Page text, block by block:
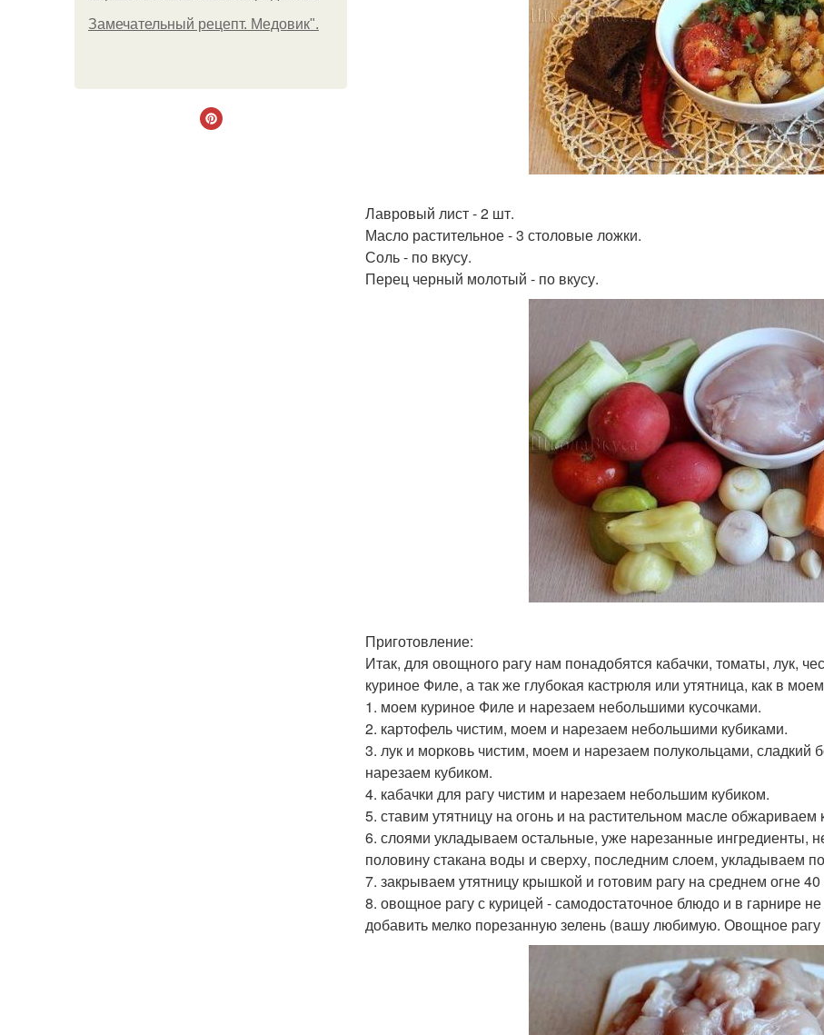
Замечательный рецепт. Медовик".
Лавровый лист - 2 шт.
Масло растительное - 3 столовые ложки.
Соль - по вкусу.
Перец черный молотый - по вкусу.
Приготовление:
Итак, для овощного рагу нам понадобятся кабачки, томаты, лук,
куриное Филе, а так же глубокая кастрюля или утятница, как в
1. моем куриное Филе и нарезаем небольшими кусочками.
2. картофель чистим, моем и нарезаем небольшими кубиками.
3. лук и морковь чистим, моем и нарезаем полукольцами, сладкий
нарезаем кубиком.
4. кабачки для рагу чистим и нарезаем небольшим кубиком.
5. ставим утятницу на огонь и на растительном масле
6. слоями укладываем остальные, уже нарезанные ингредиенты,
половину стакана воды и сверху, последним слоем, укладываем
7. закрываем утятницу крышкой и готовим рагу на среднем огне 40
8. овощное рагу с курицей - самодостаточное блюдо и в гарнире
добавить мелко порезанную зелень (вашу любимую. Овощное рагу